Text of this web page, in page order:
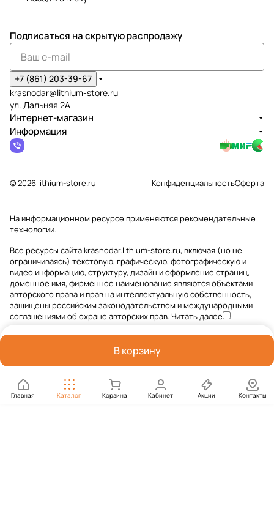
В корзину
Главная Каталог Корзина Кабинет Акции Контакты
Подписаться на скрытую распродажу
+7 (861) 203-39-67
krasnodar@lithium-store.ru
ул. Дальняя 2А
Интернет-магазин
Информация
© 2026 lithium-store.ru КонфиденциальностьОферта
На информационном ресурсе применяютсярекомендательные
технологии.
Все ресурсы сайта krasnodar.lithium-store.ru, включая (но не
ограничиваясь) текстовую, графическую, фотографическую и
видео информацию, структуру, дизайн и оформление страниц,
доменное имя, фирменное наименование являются объектами
авторского права и прав на интеллектуальную собственность,
защищены российским законодательством и международными
соглашениями об охране авторских прав.Читать далее